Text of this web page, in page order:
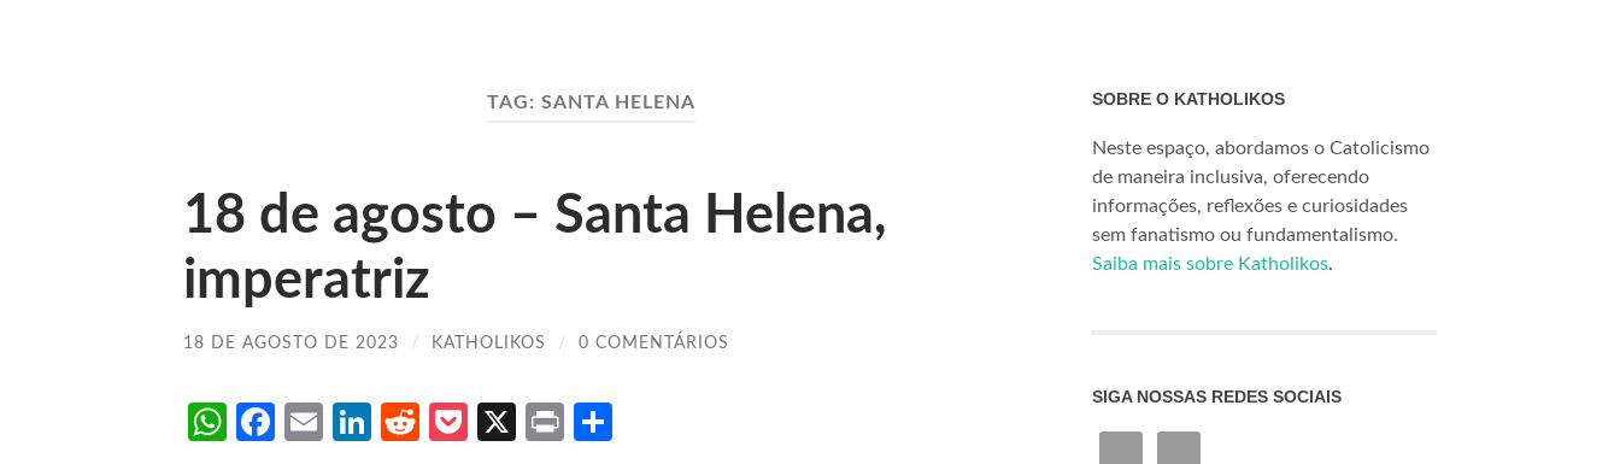
TAG: SANTA HELENA
18 de agosto – Santa Helena,
imperatriz
18 DE AGOSTO DE 2023 / KATHOLIKOS / 0 COMENTÁRIOS
WhatsApp
Facebook
EmailLinkedIn
RedditPocket
X Print
SOBRE O KATHOLIKOS
Neste espaço, abordamos o Catolicismo
de maneira inclusiva, oferecendo
informações, reflexões e curiosidades
sem fanatismo ou fundamentalismo.
Saiba mais sobre Katholikos.
SIGA NOSSAS REDES SOCIAIS